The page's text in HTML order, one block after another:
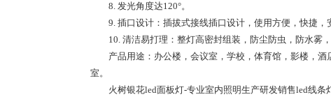
8. 发光角度达120°。
9. 插口设计：插拔式接线插口设计，使用方便，快捷，
10. 清洁易打理：整灯高密封组装，防尘防虫，防水雾，
产品用途：办公楼，会议室，学校，体育馆，影楼，
室。
火树银花led面板灯-专业室内照明生产研发销售led线